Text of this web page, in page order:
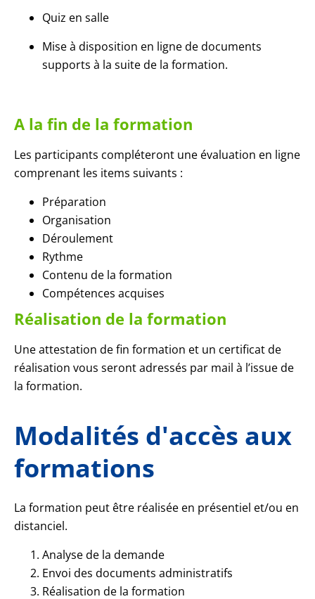
Quiz en salle
Mise à disposition en ligne de documents
supports à la suite de la formation.
A la fin de la formation
Les participants compléteront une évaluation en ligne
comprenant les items suivants :
Préparation
Organisation
Déroulement
Rythme
Contenu de la formation
Compétences acquises
Réalisation de la formation
Une attestation de fin formation et un certificat de
réalisation vous seront adressés par mail à l’issue de
la formation.
Modalités d'accès aux
formations
La formation peut être réalisée en présentiel et/ou en
distanciel.
Analyse de la demande
Envoi des documents administratifs
Réalisation de la formation